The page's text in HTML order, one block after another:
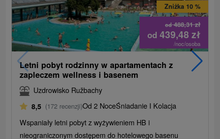
od488,31zł
Zniżka 10 %
od 439,48zł
/noc/osoba
Letni pobyt rodzinny w apartamentach z
zapleczem wellness i basenem
Uzdrowisko Ružbachy
8,5 (172 recenzji)Od 2 NoceŚniadanie I Kolacja
Wspaniały letni pobyt z wyżywieniem HB i
nieograniczonym dostępem do hotelowego basenu